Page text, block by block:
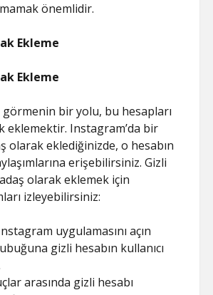
önemlidir.
Ekleme
Ekleme
görmenin bir yolu, bu hesapları
eklemektir. Instagram’da bir
olarak eklediğinizde, o hesabın
erişebilirsiniz. Gizli
olarak eklemek için
izleyebilirsiniz:
uygulamasını açın
gizli hesabın kullanıcı
arasında gizli hesabı